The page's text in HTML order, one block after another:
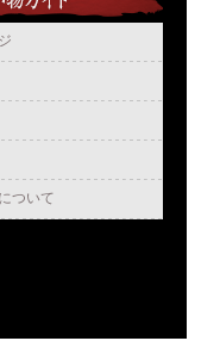
ついて